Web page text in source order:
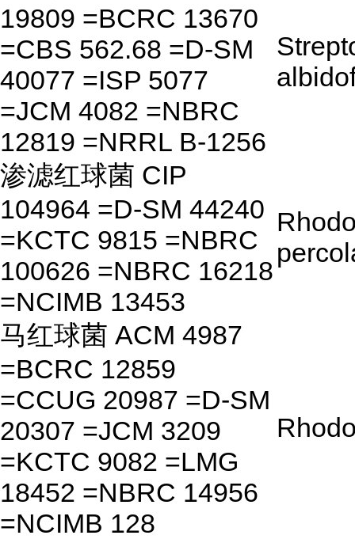
19809 =BCRC 13670
=CBS 562.68 =D-SM
40077 =ISP 5077
=JCM 4082 =NBRC
12819 =NRRL B-1256
渗滤红球菌 CIP
104964 =D-SM 44240
=KCTC 9815 =NBRC
100626 =NBRC 16218
=NCIMB 13453
马红球菌 ACM 4987
=BCRC 12859
=CCUG 20987 =D-SM
20307 =JCM 3209
=KCTC 9082 =LMG
18452 =NBRC 14956
=NCIMB 128